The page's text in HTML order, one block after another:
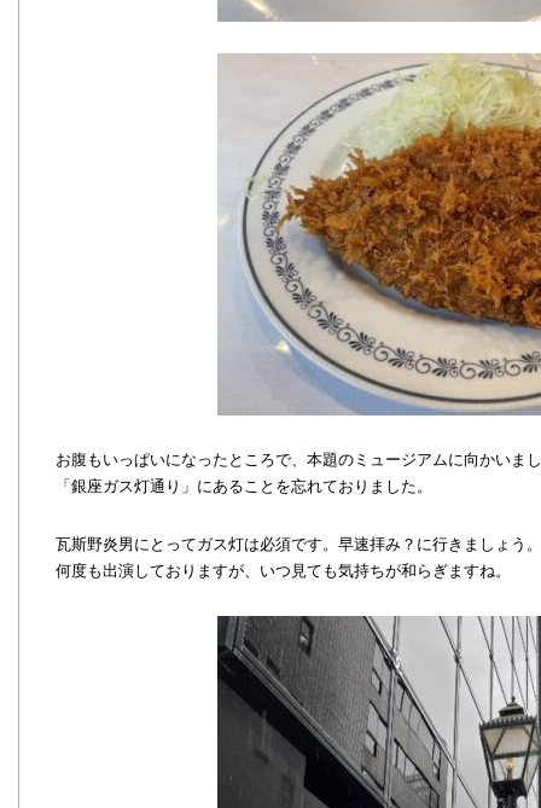
お腹もいっぱいになったところで、本題のミュージアムに向かいま
「銀座ガス灯通り」にあることを忘れておりました。
瓦斯野炎男にとってガス灯は必須です。早速拝み？に行きましょう
何度も出演しておりますが、いつ見ても気持ちが和らぎますね。